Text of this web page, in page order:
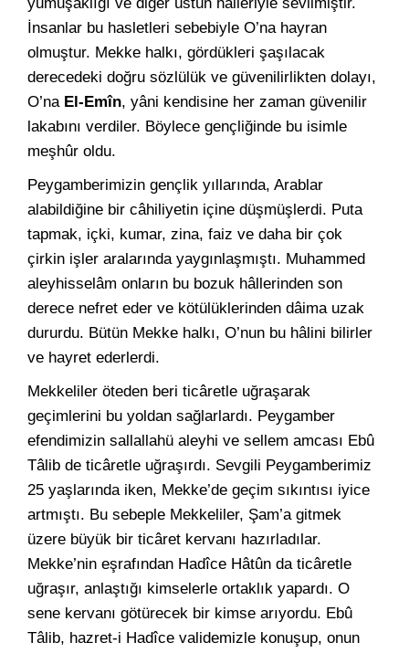
İnsanlar bu hasletleri sebebiyle O’na hayran
olmuştur. Mekke halkı, gördükleri şaşılacak
derecedeki doğru sözlülük ve güvenilirlikten dolayı,
O’na El-Emîn, yâni kendisine her zaman güvenilir
lakabını verdiler. Böylece gençliğinde bu isimle
meşhûr oldu.
Peygamberimizin gençlik yıllarında, Arablar
alabildiğine bir câhiliyetin içine düşmüşlerdi. Puta
tapmak, içki, kumar, zina, faiz ve daha bir çok
çirkin işler aralarında yaygınlaşmıştı. Muhammed
aleyhisselâm onların bu bozuk hâllerinden son
derece nefret eder ve kötülüklerinden dâima uzak
dururdu. Bütün Mekke halkı, O’nun bu hâlini bilirler
ve hayret ederlerdi.
Mekkeliler öteden beri ticâretle uğraşarak
geçimlerini bu yoldan sağlarlardı. Peygamber
efendimizin sallallahü aleyhi ve sellem amcası Ebû
Tâlib de ticâretle uğraşırdı. Sevgili Peygamberimiz
25 yaşlarında iken, Mekke’de geçim sıkıntısı iyice
artmıştı. Bu sebeple Mekkeliler, Şam’a gitmek
üzere büyük bir ticâret kervanı hazırladılar.
Mekke’nin eşrafından Hadîce Hâtûn da ticâretle
uğraşır, anlaştığı kimselerle ortaklık yapardı. O
sene kervanı götürecek bir kimse arıyordu. Ebû
Tâlib, hazret-i Hadîce validemizle konuşup, onun